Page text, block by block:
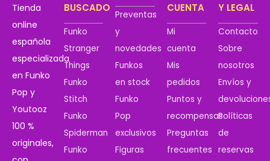
Tienda
online
española
especializada
en Funko
Pop y
Youtooz
100 %
originales,
BUSCADO
Funko
Stranger
Things
Funko
Stitch
Funko
Spiderman
Funko
Preventas
y
novedades
Funkos
en stock
Funko
Pop
exclusivos
Figuras
CUENTA
Mi
cuenta
Mis
pedidos
Puntos y
recompensas
Preguntas
frecuentes
Y LEGAL
Contacto
Sobre
nosotros
Envíos y
Políticas
de
reservas